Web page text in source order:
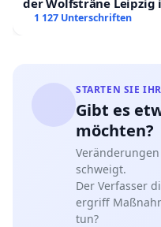
1 127 Unterschriften
STARTEN SIE
Gibt es
möchten?
schweigt.
Der Verfasser
ergriff
tun?